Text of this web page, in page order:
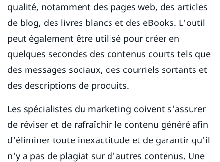
qualité, notamment des pages web, des articles
de blog, des livres blancs et des eBooks. L'outil
peut également être utilisé pour créer en
quelques secondes des contenus courts tels que
des messages sociaux, des courriels sortants et
des descriptions de produits.
Les spécialistes du marketing doivent s'assurer
de réviser et de rafraîchir le contenu généré afin
d'éliminer toute inexactitude et de garantir qu'il
n'y a pas de plagiat sur d'autres contenus. Une